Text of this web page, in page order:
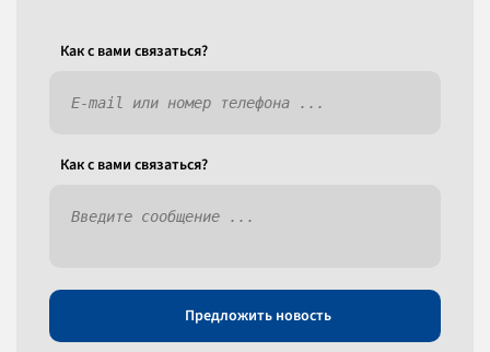
Как c вами связаться?
Как c вами связаться?
Предложить новость